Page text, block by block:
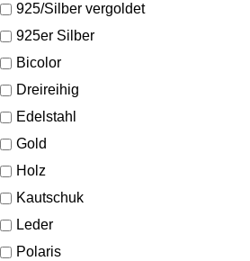
925/Silber vergoldet
925er Silber
Bicolor
Dreireihig
Edelstahl
Gold
Holz
Kautschuk
Leder
Polaris